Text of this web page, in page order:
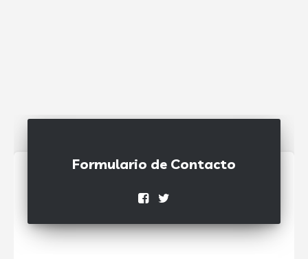
Formulario de Contacto